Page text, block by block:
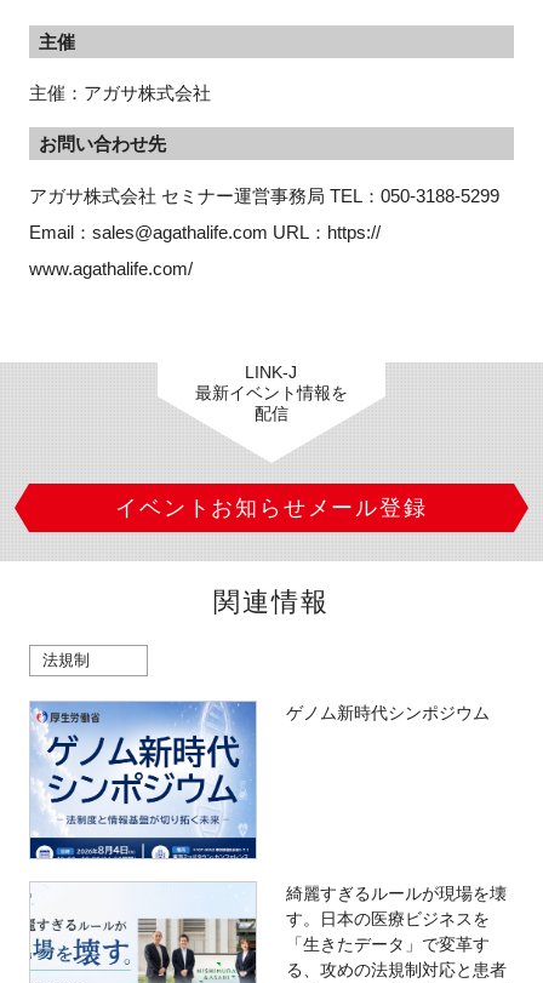
主催
主催：アガサ株式会社
お問い合わせ先
アガサ株式会社 セミナー運営事務局 TEL：050-3188-5299
Email：sales@agathalife.com URL：https://
www.agathalife.com/
LINK-J
最新イベント情報を
配信
イベントお知らせメール登録
関連情報
法規制
ゲノム新時代シンポジウム
綺麗すぎるルールが現場を壊
す。日本の医療ビジネスを
「生きたデータ」で変革す
る、攻めの法規制対応と患者